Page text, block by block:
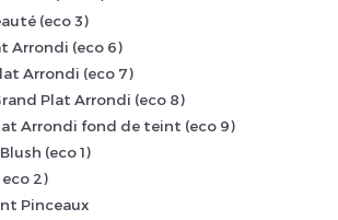
(eco 3)
Arrondi (eco 6)
Arrondi (eco 7)
Plat Arrondi (eco 8)
Arrondi fond de teint (eco 9)
(eco 1)
eco 2)
Pinceaux